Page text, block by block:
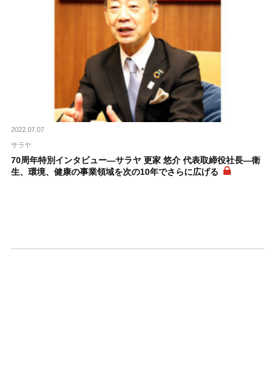
2022.07.07
サラヤ
70周年特別インタビュー―サラヤ 更家 悠介 代表取締役社長―衛
生、環境、健康の事業領域を次の10年でさらに広げる